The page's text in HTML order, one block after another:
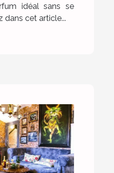
idéal sans se
dans cet article...